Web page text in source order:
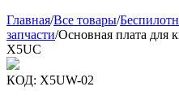
Главная/Все товары/
запчасти/Основная плата для
X5UC
КОД: X5UW-02